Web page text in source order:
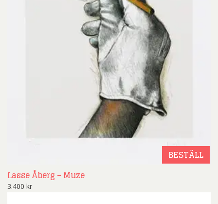
BESTÄLL
Lasse Åberg – Muze
3.400 kr